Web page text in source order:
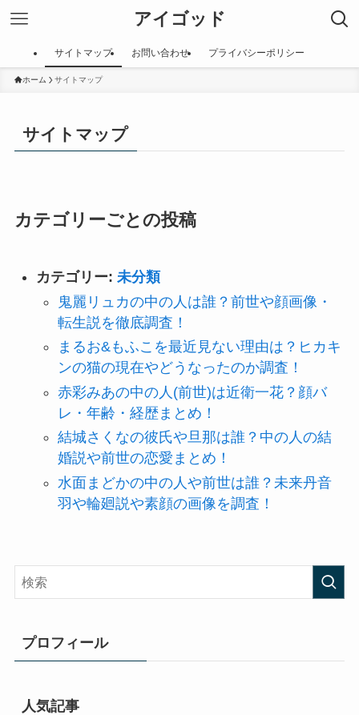
アイゴッド
サイトマップ お問い合わせ プライバシーポリシー
ホーム サイトマップ
サイトマップ
カテゴリーごとの投稿
カテゴリー: 未分類
鬼麗リュカの中の人は誰？前世や顔画像・
転生説を徹底調査！
まるお&もふこを最近見ない理由は？ヒカキ
ンの猫の現在やどうなったのか調査！
赤彩みあの中の人(前世)は近衛一花？顔バ
レ・年齢・経歴まとめ！
結城さくなの彼氏や旦那は誰？中の人の結
婚説や前世の恋愛まとめ！
水面まどかの中の人や前世は誰？未来丹音
羽や輪廻説や素顔の画像を調査！
プロフィール
人気記事